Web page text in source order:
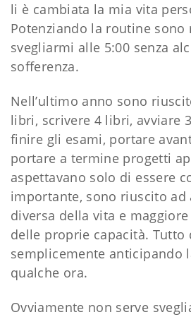
li è cambiata la mia vita
Potenziando la routine sono
svegliarmi alle 5:00 senza
sofferenza.
Nell’ultimo anno sono
libri, scrivere 4 libri, avviare
finire gli esami, portare
portare a termine progetti
aspettavano solo di essere
importante, sono riuscito ad
diversa della vita e
delle proprie capacità. Tutto
semplicemente anticipando
qualche ora.
Ovviamente non serve